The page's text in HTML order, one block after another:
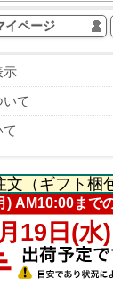
イページ
示
て
（ギフト梱